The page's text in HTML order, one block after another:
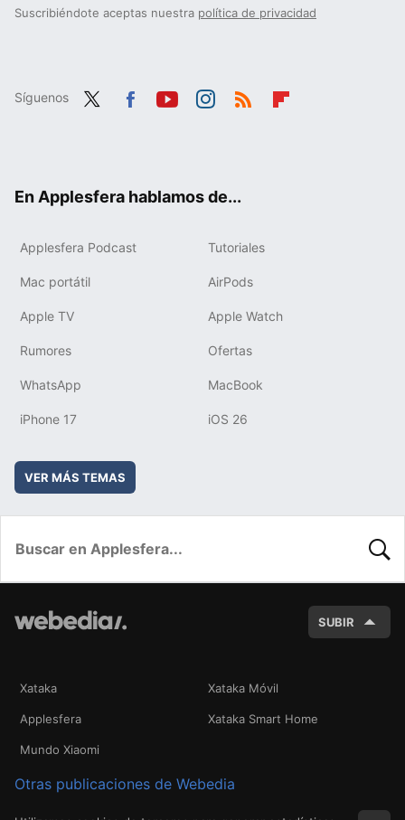
Suscribiéndote aceptas nuestra política de privacidad
Síguenos
En Applesfera hablamos de...
Applesfera Podcast Tutoriales
Mac portátil AirPods
Apple TV Apple Watch
Rumores Ofertas
WhatsApp MacBook
iPhone 17 iOS 26
VER MÁS TEMAS
SUBIR
Xataka Xataka Móvil
Applesfera Xataka Smart Home
Mundo Xiaomi
Otras publicaciones de Webedia